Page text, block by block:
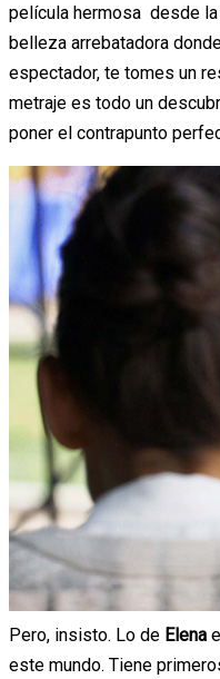
película hermosa desde
belleza arrebatadora
espectador, te tomes un
metraje es todo un
poner el contrapunto
Pero, insisto. Lo de Elena
este mundo. Tiene